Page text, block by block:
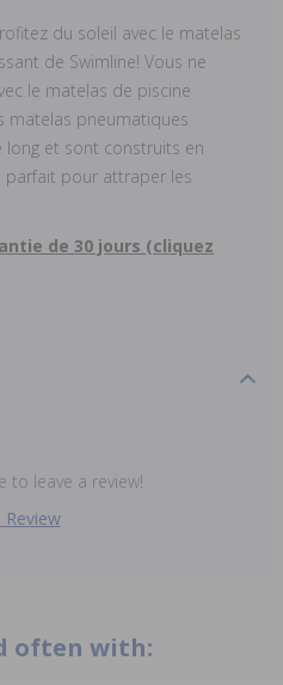
du soleil avec le matelas
de Swimline! Vous ne
le matelas de piscine
matelas pneumatiques
long et sont construits en
parfait pour attraper les
de 30 jours (cliquez
to leave a review!
Review
often with: